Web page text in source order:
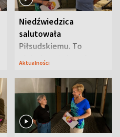
Niedźwiedzica
salutowała
Piłsudskiemu. To
niejedyna tajemnica
Aktualności